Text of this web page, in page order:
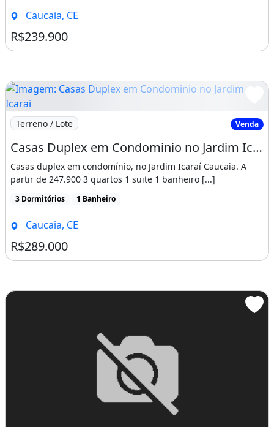
Caucaia, CE
R$239.900
Imagem: Casas Duplex em Condominio no Jardim Icarai
Terreno / Lote Venda
Casas Duplex em Condominio no Jardim Icarai Caucaia 03 Quartos. Hebreus 11 6
Casas duplex em condomínio, no Jardim Icaraí Caucaia. A
partir de 247.900 3 quartos 1 suite 1 banheiro [...]
3 Dormitórios 1 Banheiro
Caucaia, CE
R$289.000